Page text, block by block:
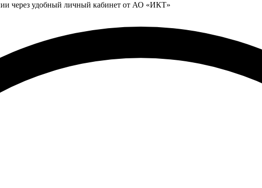
через удобный личный кабинет от АО «ИКТ»